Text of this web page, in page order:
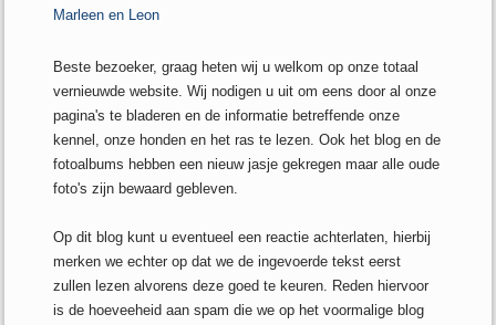
Marleen en Leon
Beste bezoeker, graag heten wij u welkom op onze totaal
vernieuwde website. Wij nodigen u uit om eens door al onze
pagina's te bladeren en de informatie betreffende onze
kennel, onze honden en het ras te lezen. Ook het blog en de
fotoalbums hebben een nieuw jasje gekregen maar alle oude
foto's zijn bewaard gebleven.
Op dit blog kunt u eventueel een reactie achterlaten, hierbij
merken we echter op dat we de ingevoerde tekst eerst
zullen lezen alvorens deze goed te keuren. Reden hiervoor
is de hoeveeheid aan spam die we op het voormalige blog